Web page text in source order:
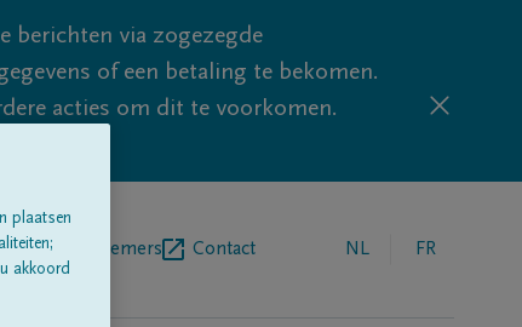
berichten via zogezegde
of een betaling te bekomen.
acties om dit te voorkomen.
Contact NL FR
plaatsen
akkoord